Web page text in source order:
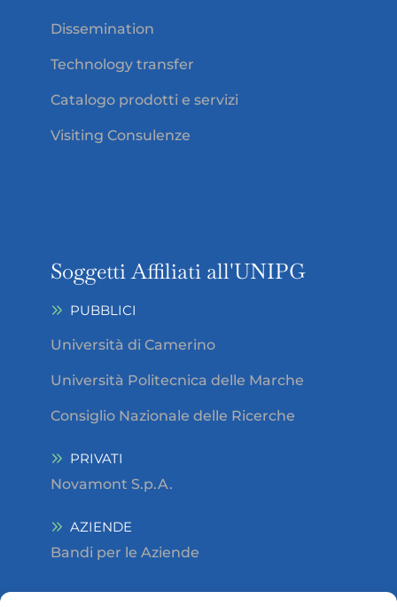
Dissemination
Technology transfer
Catalogo prodotti e servizi
Visiting Consulenze
Soggetti Affiliati all'UNIPG
PUBBLICI
Università di Camerino
Università Politecnica delle Marche
Consiglio Nazionale delle Ricerche
PRIVATI
Novamont S.p.A.
AZIENDE
Bandi per le Aziende